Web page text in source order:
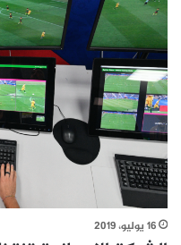
16 يوليو، 2019